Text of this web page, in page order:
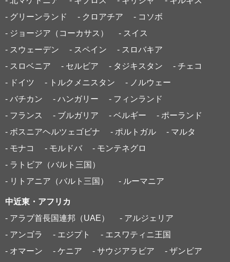
- グリーンランド
- クロアチア
- コソボ
- ジョージア（コーカサス）
- スイス
- スウェーデン
- スペイン
- スロバキア
- スロベニア
- セルビア - タジキスタン
- チェコ
- ドイツ
- トルクメニスタン
- ノルウェー
- バチカン
- ハンガリー
- フィンランド
- フランス
- ブルガリア - ベルギー
- ポーランド
- ボスニアヘルツェゴビナ
- ポルトガル
- マルタ
- モナコ
- モルドバ
- モンテネグロ
- ラトビア（バルト三国）
- リトアニア（バルト三国）
- ルーマニア
中近東・アフリカ
- アラブ首長国連邦（UAE）
- アルジェリア
- アンゴラ
- エジプト
- エスワティニ王国
- オマーン
- ケニア - サウジアラビア
- ザンビア